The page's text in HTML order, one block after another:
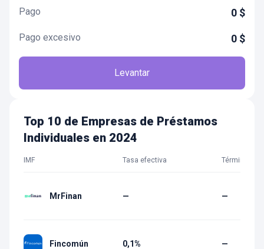
Pago 0 $
Pago excesivo 0 $
Levantar
Top 10 de Empresas de Préstamos
Individuales en 2024
IMF Tasa efectiva Término
MrFinan — —
Fincomún 0,1% —